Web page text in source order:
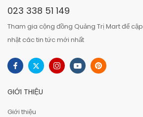
023 338 51 149
Tham gia cộng đồng Quảng Trị Mart để cập
nhật các tin tức mới nhất
GIỚI THIỆU
Giới thiệu